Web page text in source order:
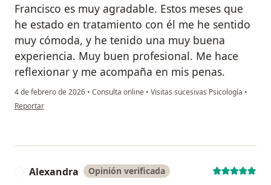
Francisco es muy agradable. Estos meses que
he estado en tratamiento con él me he sentido
muy cómoda, y he tenido una muy buena
experiencia. Muy buen profesional. Me hace
reflexionar y me acompaña en mis penas.
4 de febrero de 2026 • Consulta online • Visitas sucesivas Psicología •
en opinión del usuario Angela
Reportar
Alexandra Opinión verificada